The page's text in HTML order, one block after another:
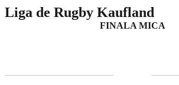
Liga de Rugby Kaufland
FINALA MICA